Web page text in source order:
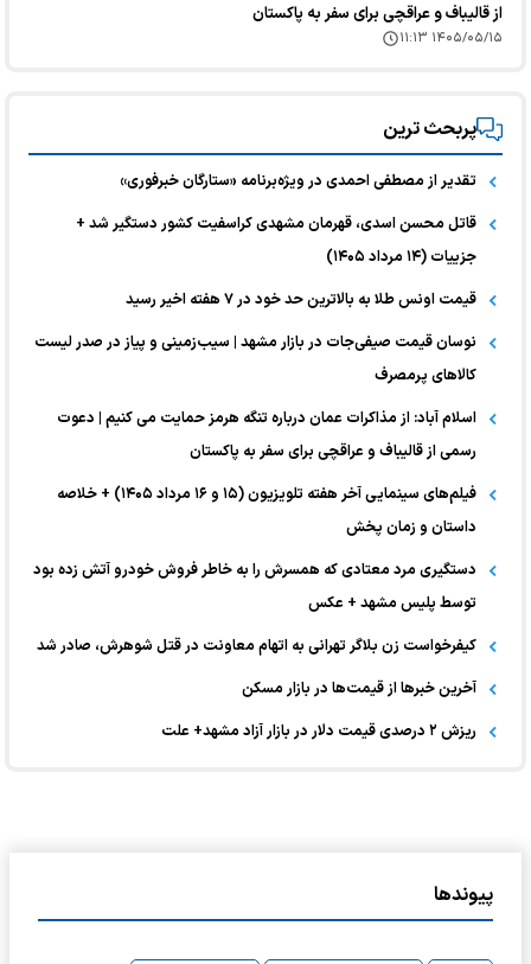
از قالیباف و عراقچی برای سفر به پاکستان
۱۴۰۵/۰۵/۱۵ ۱۱:۱۳
پربحث ترین
تقدیر از مصطفی احمدی در ویژه‌برنامه «ستارگان خبرفوری»
قاتل محسن اسدی، قهرمان مشهدی کراسفیت کشور دستگیر شد +
جزییات (۱۴ مرداد ۱۴۰۵)
قیمت اونس طلا به بالاترین حد خود در ۷ هفته اخیر رسید
نوسان قیمت صیفی‌جات در بازار مشهد | سیب‌زمینی و پیاز در صدر لیست
کالا‌های پرمصرف
اسلام آباد: از مذاکرات عمان درباره تنگه هرمز حمایت می کنیم | دعوت
رسمی از قالیباف و عراقچی برای سفر به پاکستان
فیلم‌های سینمایی آخر هفته تلویزیون (۱۵ و ۱۶ مرداد ۱۴۰۵) + خلاصه
داستان و زمان پخش
دستگیری مرد معتادی که همسرش را به خاطر فروش خودرو آتش زده بود
توسط پلیس مشهد + عکس
کیفرخواست زن بلاگر تهرانی به اتهام معاونت در قتل شوهرش، صادر شد
آخرین خبر‌ها از قیمت‌ها در بازار مسکن
ریزش ۲ درصدی قیمت دلار در بازار آزاد مشهد+ علت
پیوندها